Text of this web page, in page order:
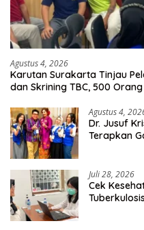
Agustus 4, 2026
Karutan Surakarta Tinjau
dan Skrining TBC, 500
Agustus 4,
Dr. Jusuf
Terapkan
Juli 28, 2026
Cek